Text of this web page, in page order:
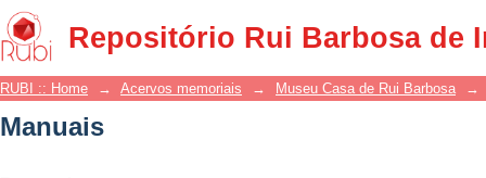
Repositório Rui Barbosa de
Manuais
RUBI :: Home → Acervos memoriais → Museu Casa de Rui Barbosa →
Manuais